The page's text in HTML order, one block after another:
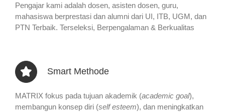
Pengajar kami adalah dosen, asisten dosen, guru,
mahasiswa berprestasi dan alumni dari UI, ITB, UGM, dan
PTN Terbaik. Terseleksi, Berpengalaman & Berkualitas
Smart Methode
MATRIX fokus pada tujuan akademik (academic goal),
membangun konsep diri (self esteem), dan meningkatkan